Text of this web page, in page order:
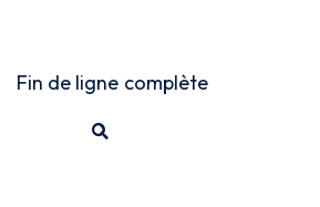
Fin de ligne complète